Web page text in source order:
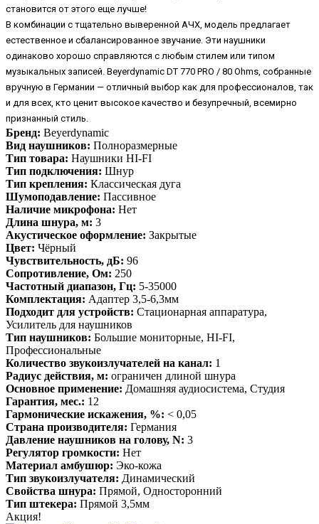
становится от этого еще лучше!
В комбинации с тщательно выверенной АЧХ, модель предлагает
естественное и сбалансированное звучание. Эти наушники
одинаково хорошо справляются с любым стилем или типом
музыкальных записей. Beyerdynamic DT 770 PRO / 80 Ohms, собранные
вручную в Германии — отличный выбор как для профессионалов, так
и для всех, кто ценит высокое качество и безупречный, всемирно
признанный стиль.
Бренд: Beyerdynamic
Вид наушников: Полноразмерные
Тип товара: Наушники HI-FI
Тип подключения: Шнур
Тип крепления: Классическая дуга
Шумоподавление: Пассивное
Наличие микрофона: Нет
Длина шнура, м: 3
Акустическое оформление: Закрытые
Цвет: Чёрный
Чувствительность, дБ: 96
Сопротивление, Ом: 250
Частотный диапазон, Гц: 5-35000
Комплектация: Адаптер 3,5-6,3мм
Подходит для устройств: Стационарная аппаратура,
Усилитель для наушников
Тип наушников: Большие мониторные, HI-FI,
Профессиональные
Количество звукоизлучателей на канал: 1
Радиус действия, м: ограничен длиной шнура
Основное применение: Домашняя аудиосистема, Студия
Гарантия, мес.: 12
Гармонические искажения, %: < 0,05
Страна производителя: Германия
Давление наушников на голову, N: 3
Регулятор громкости: Нет
Материал амбушюр: Эко-кожа
Тип звукоизлучателя: Динамический
Свойства шнура: Прямой, Односторонний
Тип штекера: Прямой 3,5мм
Акция!